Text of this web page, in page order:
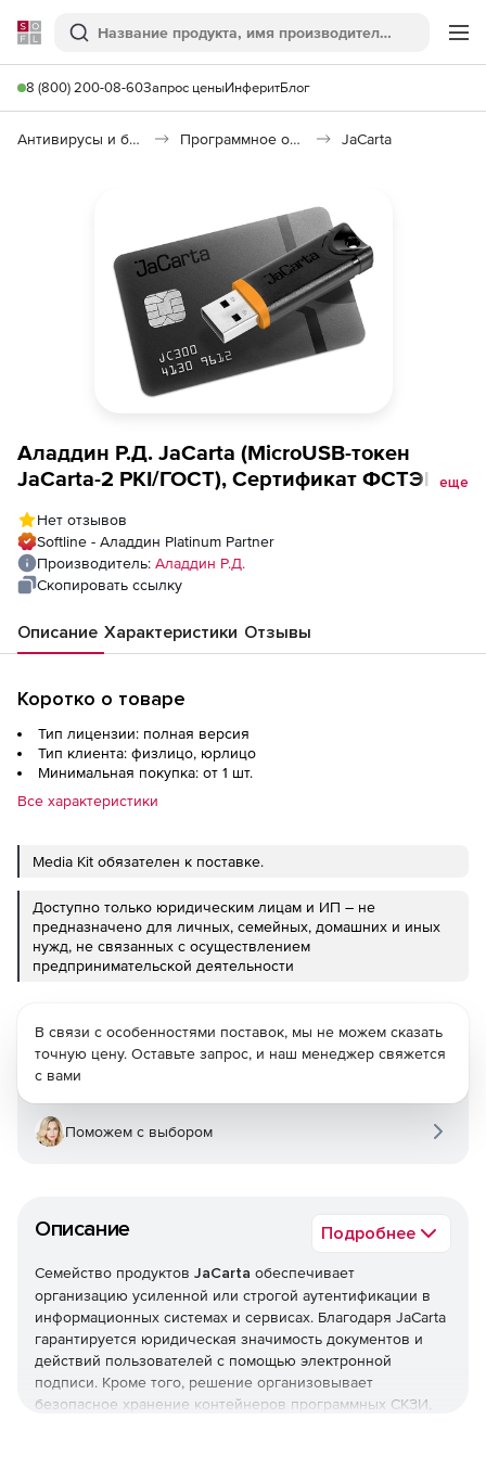
Softline
Поиск
8 (800) 200-08-60Запрос ценыИнферитБлог
Антивирусы и безопасность Программное обеспечение для контроля доступа JaCarta
Аладдин Р.Д. JaCarta (MicroUSB-токен
JaCarta-2 PKI/ГОСТ), Сертификат ФСТЭК
Индивидуальная упаковка. до 10 000 шт.
(за единицу) (чёрный конверт)
еще
Нет отзывов
Softline - Аладдин Platinum Partner
Производитель: Аладдин Р.Д.
Скопировать ссылку
Описание Характеристики Отзывы
Коротко о товаре
Тип лицензии: полная версия
Тип клиента: физлицо, юрлицо
Минимальная покупка: от 1 шт.
Все характеристики
Media Kit обязателен к поставке.
Доступно только юридическим лицам и ИП – не
предназначено для личных, семейных, домашних и иных
нужд, не связанных с осуществлением
предпринимательской деятельности
Описание Подробнее
Семейство продуктов JaCarta обеспечивает
организацию усиленной или строгой аутентификации в
информационных системах и сервисах. Благодаря JaCarta
гарантируется юридическая значимость документов и
действий пользователей с помощью электронной
подписи. Кроме того, решение организовывает
безопасное хранение контейнеров программных СКЗИ,
В связи с особенностями поставок, мы не можем сказать
точную цену. Оставьте запрос, и наш менеджер свяжется
с вами
Поможем с выбором